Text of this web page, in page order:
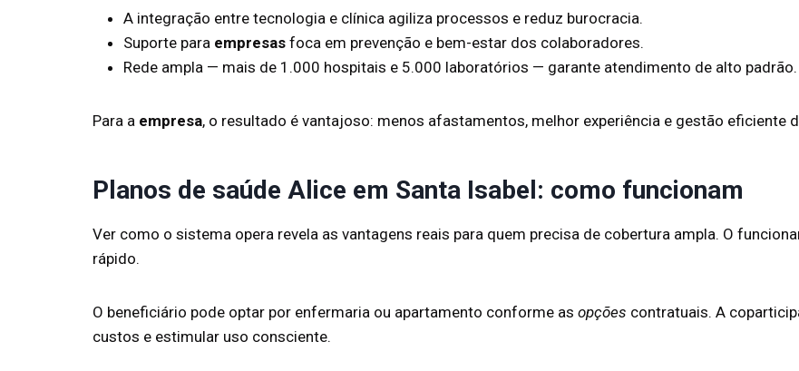
A integração entre tecnologia e clínica agiliza processos e reduz burocracia.
Suporte para empresas foca em prevenção e bem-estar dos colaboradores.
Rede ampla — mais de 1.000 hospitais e 5.000 laboratórios — garante atendimento de alto padrão.
Para a empresa, o resultado é vantajoso: menos afastamentos, melhor experiência e gestão eficiente
Planos de saúde Alice em Santa Isabel: como funcionam
Ver como o sistema opera revela as vantagens reais para quem precisa de cobertura ampla. O
rápido.
O beneficiário pode optar por enfermaria ou apartamento conforme as opções contratuais. A
custos e estimular uso consciente.